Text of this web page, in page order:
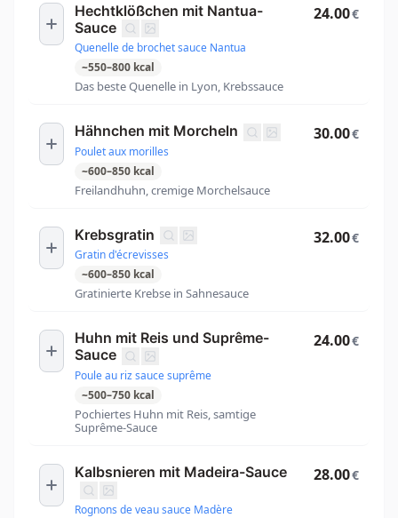
Hechtklößchen mit Nantua-
Sauce
Quenelle de brochet sauce Nantua
~550–800 kcal
Das beste Quenelle in Lyon, Krebssauce
24.00€
Hähnchen mit Morcheln
Poulet aux morilles
~600–850 kcal
Freilandhuhn, cremige Morchelsauce
30.00€
Krebsgratin
Gratin d'écrevisses
~600–850 kcal
Gratinierte Krebse in Sahnesauce
32.00€
Huhn mit Reis und Suprême-
Sauce
Poule au riz sauce suprême
~500–750 kcal
Pochiertes Huhn mit Reis, samtige
Suprême-Sauce
24.00€
Kalbsnieren mit Madeira-Sauce
Rognons de veau sauce Madère
28.00€